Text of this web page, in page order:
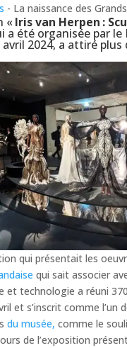
- La naissance des
«Iris van Herpen :
a été organisée par le
avril 2024, a attiré plus
qui présentait les
qui sait associer
et technologie a réuni
et s’inscrit comme l’un
du musée, comme le
de l’exposition